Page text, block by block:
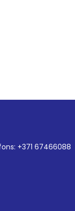
+371 67466088